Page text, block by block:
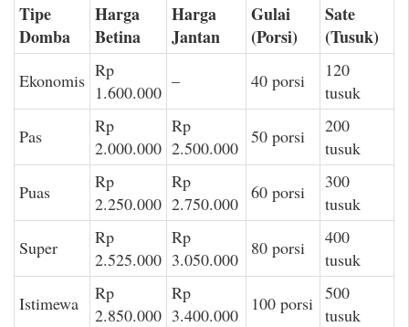
Tipe
Domba
Harga
Betina
Harga
Jantan
Gulai
(Porsi)
Sate
(Tusuk)
Ekonomis Rp
1.600.000
– 40 porsi
120
tusuk
Pas
Rp
2.000.000
Rp
2.500.000
50 porsi
200
tusuk
Puas
Rp
2.250.000
Rp
2.750.000
60 porsi
300
tusuk
Super
Rp
2.525.000
Rp
3.050.000
80 porsi
400
tusuk
Istimewa
Rp
2.850.000
Rp
3.400.000
100 porsi 500
tusuk